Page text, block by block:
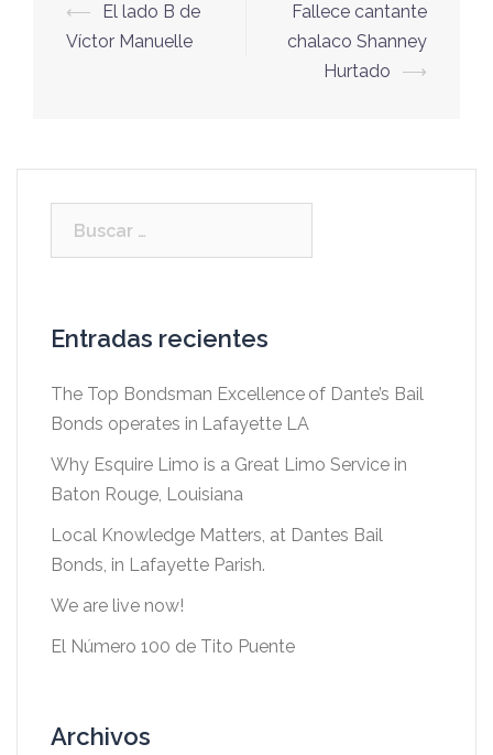
Navegación
de
⟵
El lado B de
Víctor Manuelle
Fallece cantante
chalaco Shanney
Hurtado
⟶
Entradas recientes
The Top Bondsman Excellence of Dante’s Bail
Bonds operates in Lafayette LA
Why Esquire Limo is a Great Limo Service in
Baton Rouge, Louisiana
Local Knowledge Matters, at Dantes Bail
Bonds, in Lafayette Parish.
We are live now!
El Número 100 de Tito Puente
Archivos